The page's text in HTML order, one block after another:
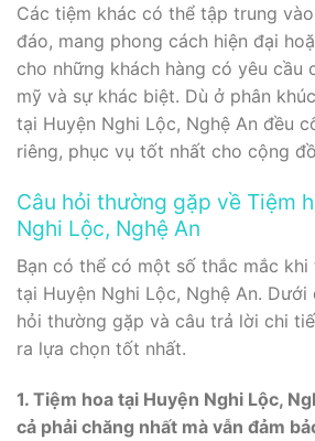
Các tiệm khác có thể tập trung
đáo, mang phong cách hiện đại
cho những khách hàng có yêu cầu
mỹ và sự khác biệt. Dù ở phân
tại Huyện Nghi Lộc, Nghệ An đều
riêng, phục vụ tốt nhất cho cộng
Câu hỏi thường gặp về Tiệm
Nghi Lộc, Nghệ An
Bạn có thể có một số thắc mắc
tại Huyện Nghi Lộc, Nghệ An. Dưới
hỏi thường gặp và câu trả lời chi
ra lựa chọn tốt nhất.
1. Tiệm hoa tại Huyện Nghi Lộc,
cả phải chăng nhất mà vẫn đảm